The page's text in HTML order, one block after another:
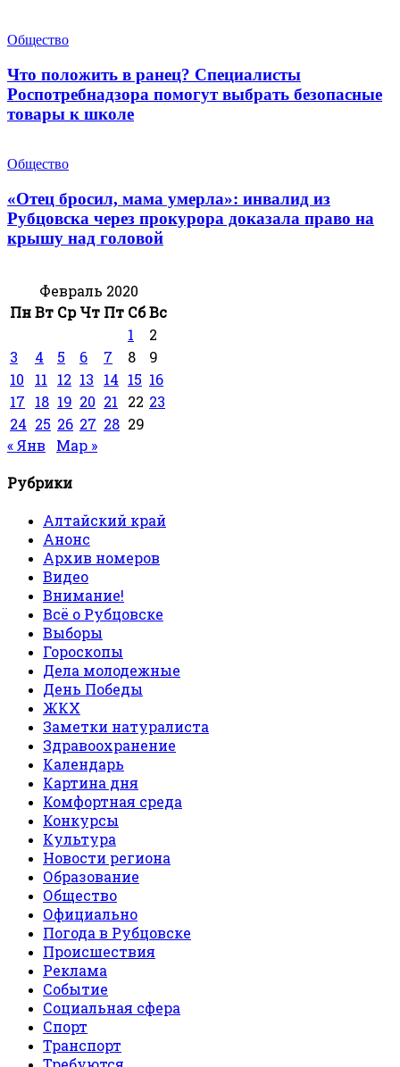
Общество
Что положить в ранец? Специалисты
Роспотребнадзора помогут выбрать безопасные
товары к школе
Общество
«Отец бросил, мама умерла»: инвалид из
Рубцовска через прокурора доказала право на
крышу над головой
Февраль 2020
ПнВт Ср Чт Пт СбВс
1
2
3
4 5 6 7 8
9
10
11 12 13 14 15 16
17
18 19 20 21 22 23
24 25 26 27 28 29
« Янв
Мар »
Рубрики
Алтайский край
Анонс
Архив номеров
Видео
Внимание!
Всё о Рубцовске
Выборы
Гороскопы
Дела молодежные
День Победы
ЖКХ
Заметки натуралиста
Здравоохранение
Календарь
Картина дня
Комфортная среда
Конкурсы
Культура
Новости региона
Образование
Общество
Официально
Погода в Рубцовске
Происшествия
Реклама
Событие
Социальная сфера
Спорт
Транспорт